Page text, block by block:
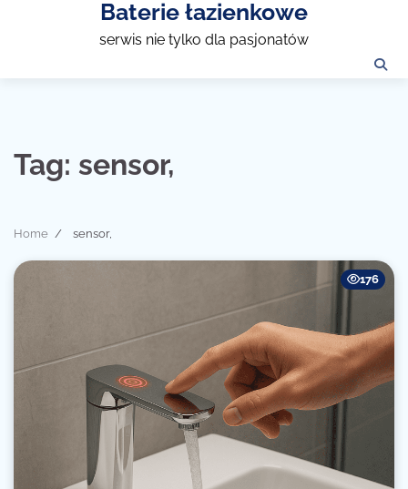
Baterie łazienkowe
serwis nie tylko dla pasjonatów
Tag: sensor,
Home sensor,
176